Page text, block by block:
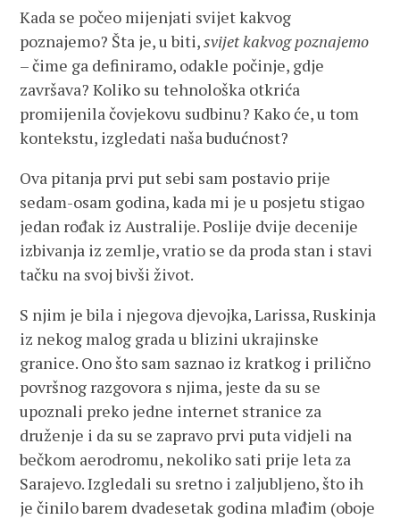
Kada se počeo mijenjati svijet kakvog
poznajemo? Šta je, u biti,svijet kakvog poznajemo
– čime ga definiramo, odakle počinje, gdje
završava? Koliko su tehnološka otkrića
promijenila čovjekovu sudbinu? Kako će, u tom
kontekstu, izgledati naša budućnost?
Ova pitanja prvi put sebi sam postavio prije
sedam-osam godina, kada mi je u posjetu stigao
jedan rođak iz Australije. Poslije dvije decenije
izbivanja iz zemlje, vratio se da proda stan i stavi
tačku na svoj bivši život.
S njim je bila i njegova djevojka, Larissa, Ruskinja
iz nekog malog grada u blizini ukrajinske
granice. Ono što sam saznao iz kratkog i prilično
površnog razgovora s njima, jeste da su se
upoznali preko jedne internet stranice za
druženje i da su se zapravo prvi puta vidjeli na
bečkom aerodromu, nekoliko sati prije leta za
Sarajevo. Izgledali su sretno i zaljubljeno, što ih
je činilo barem dvadesetak godina mlađim (oboje